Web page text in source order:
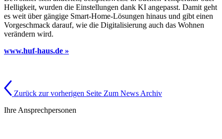
Helligkeit, wurden die Einstellungen dank KI angepasst. Damit geht
es weit über gängige Smart-Home-Lösungen hinaus und gibt einen
Vorgeschmack darauf, wie die Digitalisierung auch das Wohnen
verändern wird.
www.huf-haus.de »
Zurück zur vorherigen Seite Zum News Archiv
Ihre Ansprechpersonen